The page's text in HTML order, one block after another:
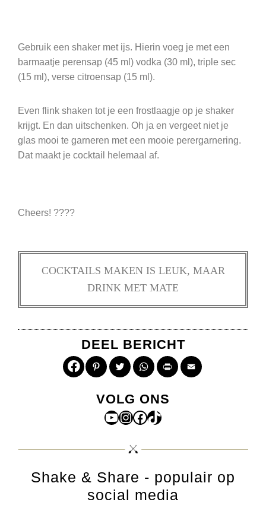
Gebruik een shaker met ijs. Hierin voeg je met een
barmaatje perensap (45 ml) vodka (30 ml), triple sec
(15 ml), verse citroensap (15 ml).
Even flink shaken tot je een frostlaagje op je shaker
krijgt. En dan uitschenken. Oh ja en vergeet niet je
glas mooi te garneren met een mooie perergarnering.
Dat maakt je cocktail helemaal af.
Cheers! ????
COCKTAILS MAKEN IS LEUK, MAAR
DRINK MET MATE
DEEL BERICHT
PinterestTwitterWhatsApp
Print
VOLG ONS
YouTube
Instagram
Facebook
TikTok
Shake & Share - populair op
social media